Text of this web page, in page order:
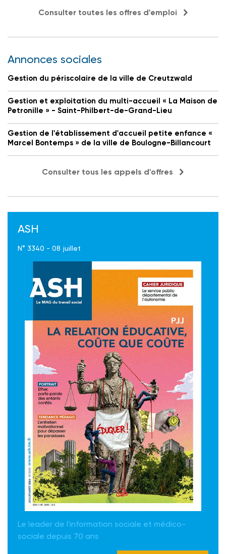
Consulter toutes les offres d'emploi
Annonces sociales
Gestion du périscolaire de la ville de Creutzwald
Gestion et exploitation du multi-accueil « La Maison de
Petronille » - Saint-Philbert-de-Grand-Lieu
Gestion de l'établissement d'accueil petite enfance «
Marcel Bontemps » de la ville de Boulogne-Billancourt
Consulter tous les appels d'offres
ASH
N° 3340 - 08 juillet
Le leader de l'information sociale et médico-
sociale depuis 70 ans